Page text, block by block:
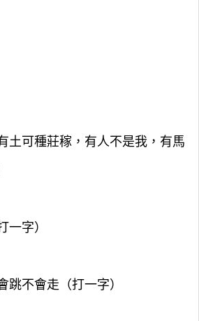
土可種莊稼，有人不是我，有馬
一字）
跳不會走（打一字）